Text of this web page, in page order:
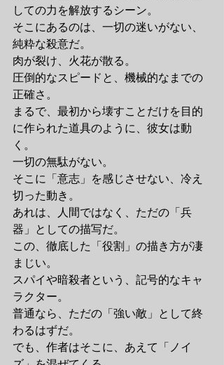
しての力を解放するシーン。
そこにあるのは、一切の迷いがない、
純粋な殺意だ。
肉が裂け、火花が散る。
圧倒的なスピードと、機械的なまでの
正確さ。
まるで、最初から壊すことだけを目的
に作られた道具のように、彼女は動
く。
一切の無駄がない。
そこに「意志」を感じさせない、冷え
切った動き。
あれは、人間ではなく、ただの「兵
器」としての描写だ。
この、徹底した「役割」の描き方が凄
まじい。
スパイや暗殺者という、記号的なキャ
ラクター。
普通なら、ただの「強い敵」として終
わるはずだ。
でも、作者はそこに、あえて「ノイ